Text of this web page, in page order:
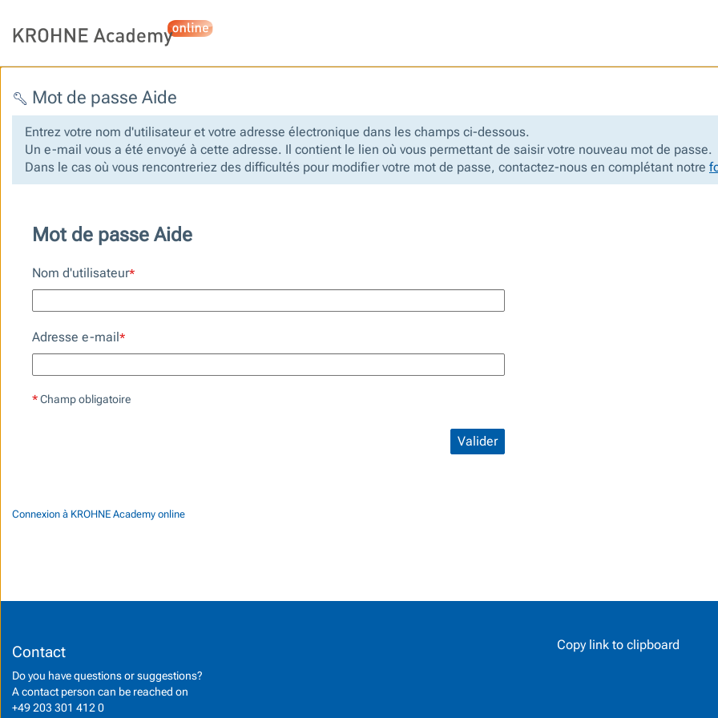
Mot de passe Aide
Entrez votre nom d'utilisateur et votre adresse électronique dans les champs ci-dessous.
Un e-mail vous a été envoyé à cette adresse. Il contient le lien où vous permettant de saisir votre nouveau mot de passe.
Dans le cas où vous rencontreriez des difficultés pour modifier votre mot de passe, contactez-nous en complétant notre
Mot de passe Aide
Nom d'utilisateur*
Adresse e-mail*
*Champ obligatoire
Valider
Connexion à KROHNE Academy online
Contact
Do you have questions or suggestions?
A contact person can be reached on
+49 203 301 412 0
Copy link to clipboard